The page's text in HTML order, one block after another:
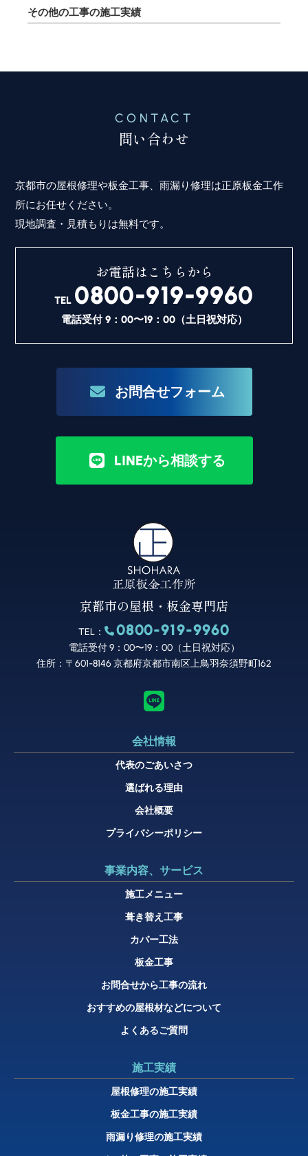
その他の工事の施工実績
CONTACT
問い合わせ
京都市の屋根修理や板金工事、雨漏り修理は正原板金工作
所にお任せください。
現地調査・見積もりは無料です。
お電話はこちらから
TEL 0800-919-9960
電話受付 9：00〜19：00（土日祝対応）
お問合せフォーム
LINEから相談する
京都市の屋根・板金専門店
TEL： 0800-919-9960
電話受付 9：00〜19：00（土日祝対応）
住所：〒601-8146 京都府京都市南区上鳥羽奈須野町162
会社情報
代表のごあいさつ
選ばれる理由
会社概要
プライバシーポリシー
事業内容、サービス
施工メニュー
葺き替え工事
カバー工法
板金工事
お問合せから工事の流れ
おすすめの屋根材などについて
よくあるご質問
施工実績
屋根修理の施工実績
板金工事の施工実績
雨漏り修理の施工実績